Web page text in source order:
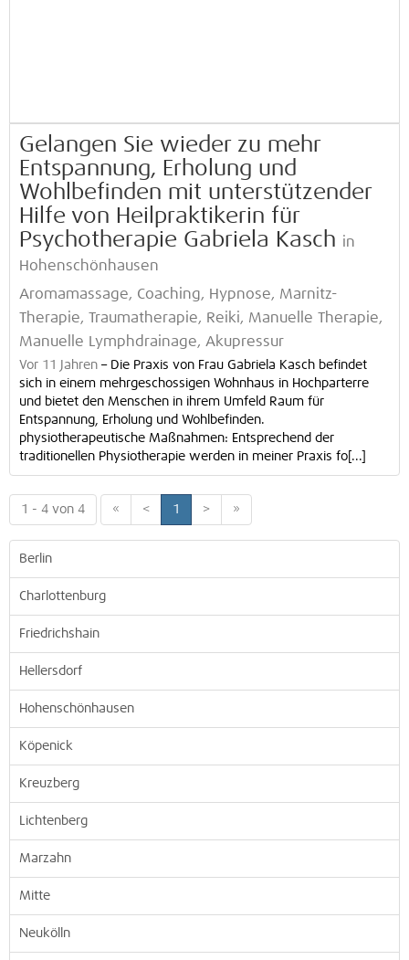
Gelangen Sie wieder zu mehr
Entspannung, Erholung und
Wohlbefinden mit unterstützender
Hilfe von Heilpraktikerin für
Psychotherapie Gabriela Kasch in
Hohenschönhausen
Aromamassage, Coaching, Hypnose, Marnitz-
Therapie, Traumatherapie, Reiki, Manuelle Therapie,
Manuelle Lymphdrainage, Akupressur
Vor 11 Jahren – Die Praxis von Frau Gabriela Kasch befindet
sich in einem mehrgeschossigen Wohnhaus in Hochparterre
und bietet den Menschen in ihrem Umfeld Raum für
Entspannung, Erholung und Wohlbefinden.
physiotherapeutische Maßnahmen: Entsprechend der
traditionellen Physiotherapie werden in meiner Praxis fo[...]
1 - 4 von 4 « < 1 > »
Berlin
Charlottenburg
Friedrichshain
Hellersdorf
Hohenschönhausen
Köpenick
Kreuzberg
Lichtenberg
Marzahn
Mitte
Neukölln